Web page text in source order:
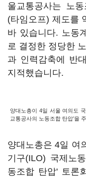
울교통공사는 노
(타임오프) 제도를
바 있습니다. 노동
로 결정한 정당한
과 인력감축에 반
지적했습니다.
양대노총이 4일 서울 여의도
교통공사의 노동조합 탄압’을
양대노총은 4일 여
기구(ILO) 국제노
동조합 탄압' 토론